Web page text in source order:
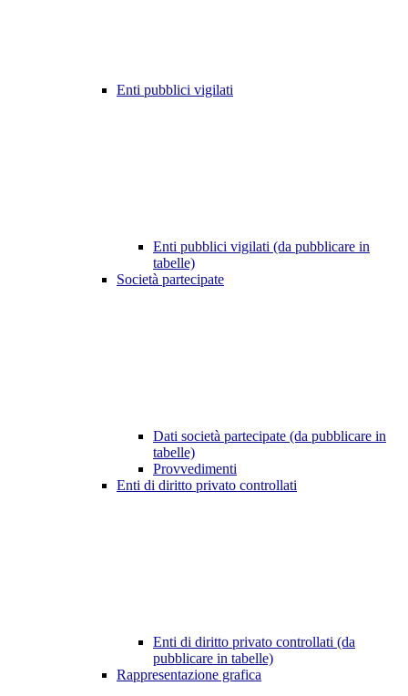
Enti pubblici vigilati
Enti pubblici vigilati (da pubblicare in
tabelle)
Società partecipate
Dati società partecipate (da pubblicare in
tabelle)
Provvedimenti
Enti di diritto privato controllati
Enti di diritto privato controllati (da
pubblicare in tabelle)
Rappresentazione grafica